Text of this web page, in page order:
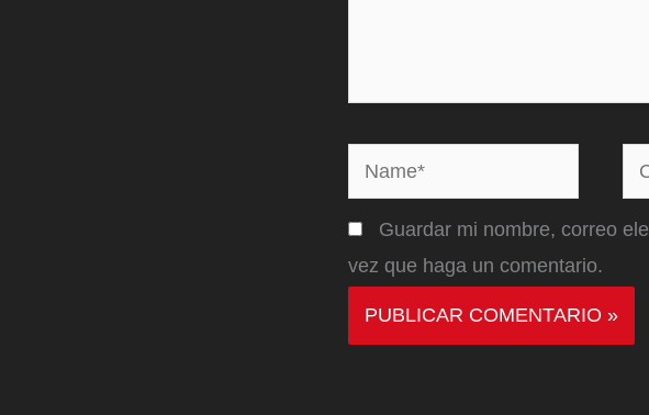
Name*
Guardar mi nombre, correo
vez que haga un comentario.